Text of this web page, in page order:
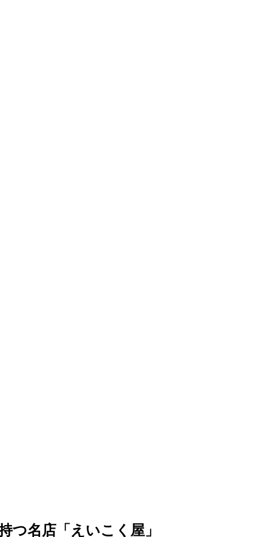
名店「えいこく屋」